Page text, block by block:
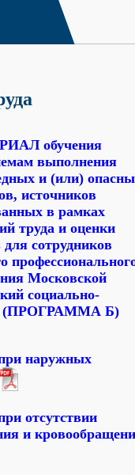
обучения
выполнения
и (или)
источников
в рамках
труда и оценки
сотрудников
Московской
социально-
(ПРОГРАММА Б)
наружных
отсутствии
и